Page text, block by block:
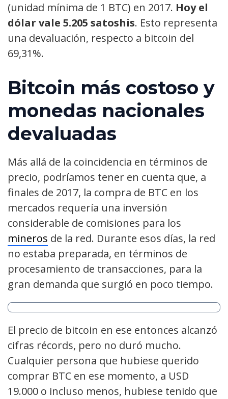
(unidad mínima de 1 BTC) en 2017. Hoy el
dólar vale 5.205 satoshis. Esto representa
una devaluación, respecto a bitcoin del
69,31%.
Bitcoin más costoso y
monedas nacionales
devaluadas
Más allá de la coincidencia en términos de
precio, podríamos tener en cuenta que, a
finales de 2017, la compra de BTC en los
mercados requería una inversión
considerable de comisiones para los
mineros de la red. Durante esos días, la red
no estaba preparada, en términos de
procesamiento de transacciones, para la
gran demanda que surgió en poco tiempo.
El precio de bitcoin en ese entonces alcanzó
cifras récords, pero no duró mucho.
Cualquier persona que hubiese querido
comprar BTC en ese momento, a USD
19.000 o incluso menos, hubiese tenido que